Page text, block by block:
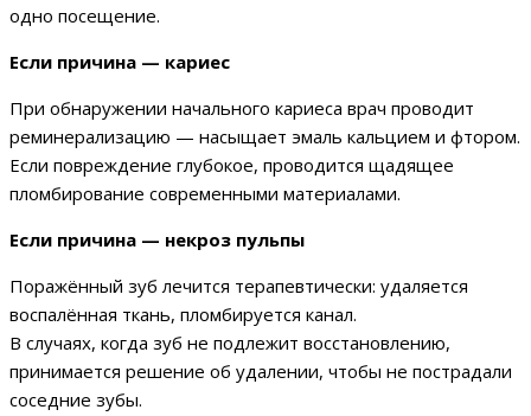
одно посещение.
Если причина — кариес
При обнаружении начального кариеса врач проводит
реминерализацию — насыщает эмаль кальцием и фтором.
Если повреждение глубокое, проводится щадящее
пломбирование современными материалами.
Если причина — некроз пульпы
Поражённый зуб лечится терапевтически: удаляется
воспалённая ткань, пломбируется канал.
В случаях, когда зуб не подлежит восстановлению,
принимается решение об удалении, чтобы не пострадали
соседние зубы.